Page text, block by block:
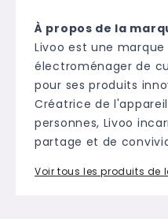
À propos de la
Livoo est une
électroménager de
pour ses produits
Créatrice de
personnes, Livoo
partage et de
Voir tous les produits de